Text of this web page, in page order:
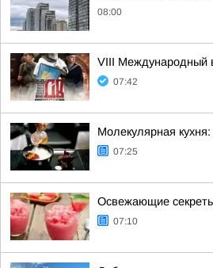
08:00
VIII Международный
07:42
Молекулярная
07:25
Освежающие
07:10